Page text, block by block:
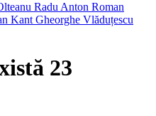
Radu Anton Roman
Kant Gheorghe Vlăduțescu
23